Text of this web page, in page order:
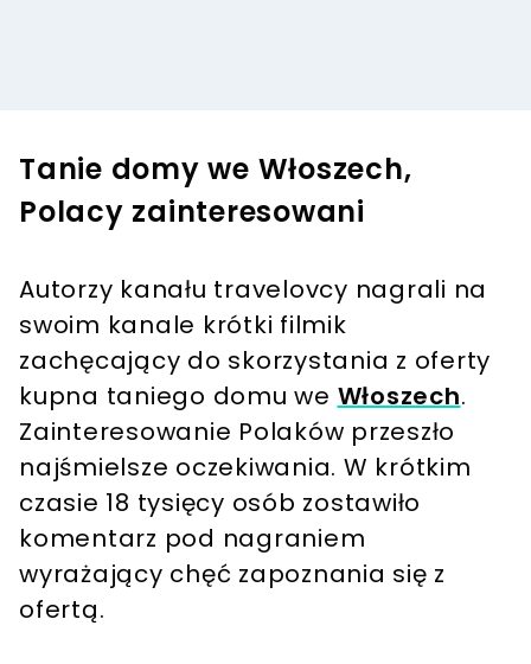
Tanie domy we Włoszech,
Polacy zainteresowani
Autorzy kanału travelovcy nagrali na
swoim kanale krótki filmik
zachęcający do skorzystania z oferty
kupna taniego domu we Włoszech.
Zainteresowanie Polaków przeszło
najśmielsze oczekiwania. W krótkim
czasie 18 tysięcy osób zostawiło
komentarz pod nagraniem
wyrażający chęć zapoznania się z
ofertą.